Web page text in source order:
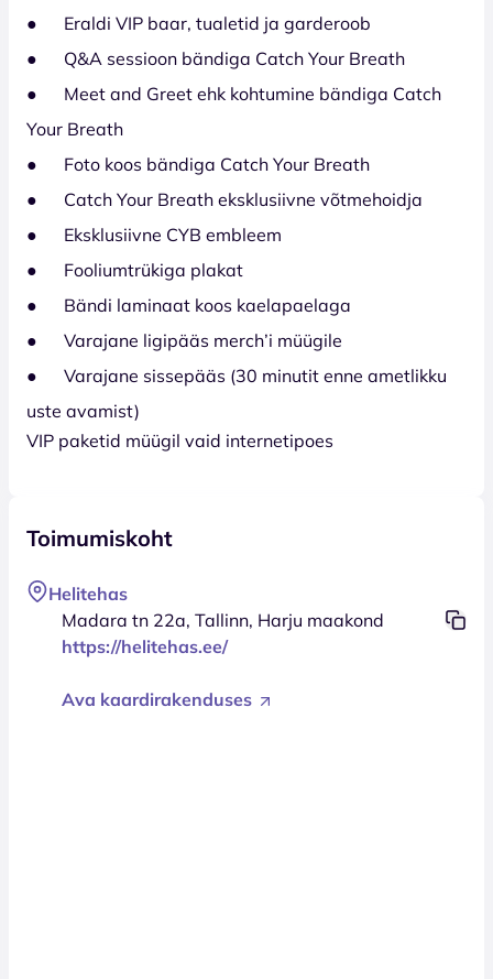
● Eraldi VIP baar, tualetid ja garderoob
● Q&A sessioon bändiga Catch Your Breath
● Meet and Greet ehk kohtumine bändiga Catch
Your Breath
● Foto koos bändiga Catch Your Breath
● Catch Your Breath eksklusiivne võtmehoidja
● Eksklusiivne CYB embleem
● Fooliumtrükiga plakat
● Bändi laminaat koos kaelapaelaga
● Varajane ligipääs merch’i müügile
● Varajane sissepääs (30 minutit enne ametlikku
uste avamist)
VIP paketid müügil vaid internetipoes
Toimumiskoht
Helitehas
Madara tn 22a, Tallinn, Harju maakond
https://helitehas.ee/
Ava kaardirakenduses